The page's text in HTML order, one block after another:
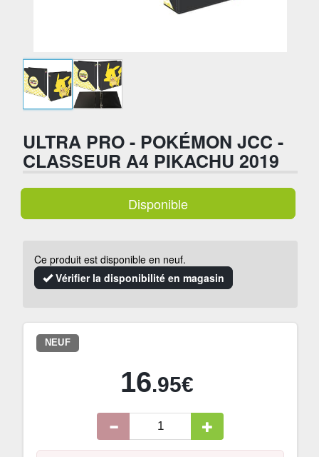
ULTRA PRO - POKÉMON JCC -
CLASSEUR A4 PIKACHU 2019
Disponible
Ce produit est disponible en neuf.
Vérifier la disponibilité en magasin
NEUF
16.95€